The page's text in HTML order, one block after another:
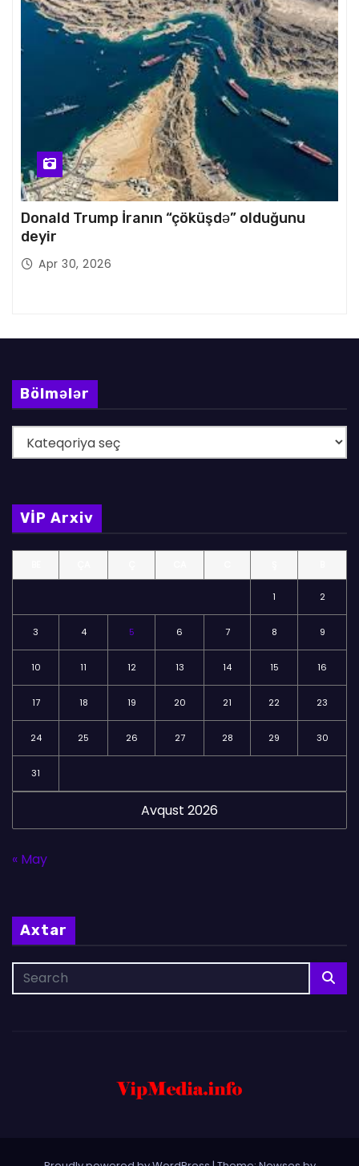
Donald Trump İranın “çöküşdə” olduğunu
deyir
Apr 30, 2026
Bölmələr
ö
m
l
VİP Arxiv
Avqust 2026
1 2
3 4 5 6 7 8 9
10 11 12 13 14 15 16
17 18 19 20 21 22 23
24 25 26 27 28 29 30
31
« May
Axtar